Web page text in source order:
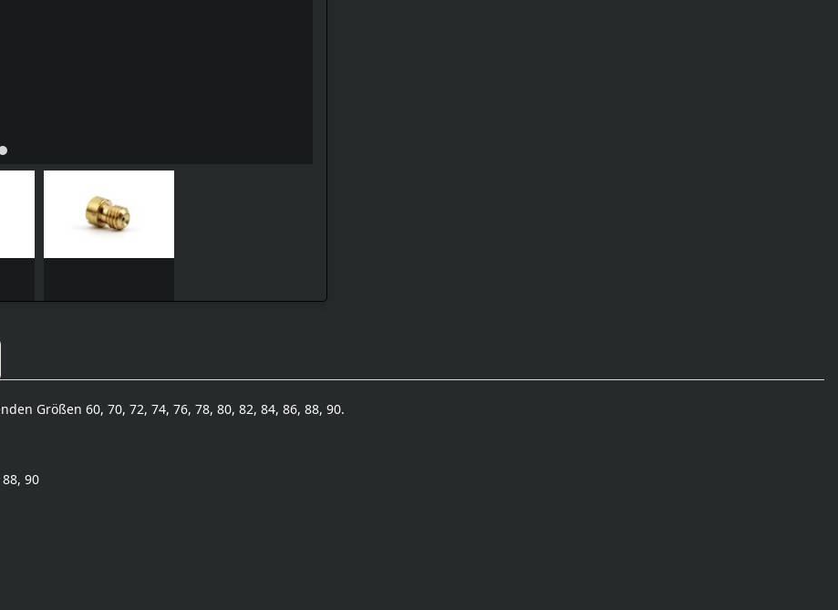
Größen 60, 70, 72, 74, 76, 78, 80, 82, 84, 86, 88, 90.
90